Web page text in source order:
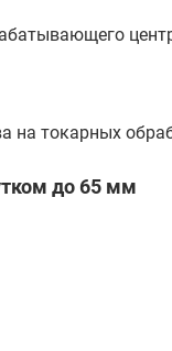
на токарных
до 65 мм